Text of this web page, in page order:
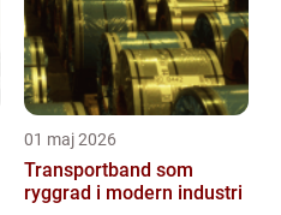
01 maj 2026
Transportband som
ryggrad i modern industri